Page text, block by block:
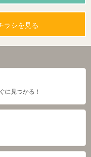
ラシを見る
に見つかる！